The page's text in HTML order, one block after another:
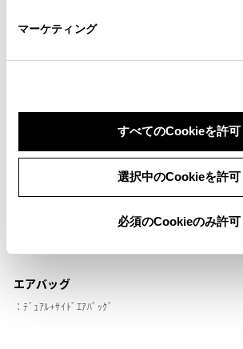
マーケティング
すべてのCookieを許可
選択中のCookieを許可
必須のCookieのみ許可
※ 記録媒体(SDカード等)は別途ご購入いただく場
○
パノラミックビューモニター（全周囲カメラ
エアバッグ
：ﾃﾞｭｱﾙ+ｻｲﾄﾞｴｱﾊﾞｯｸﾞ